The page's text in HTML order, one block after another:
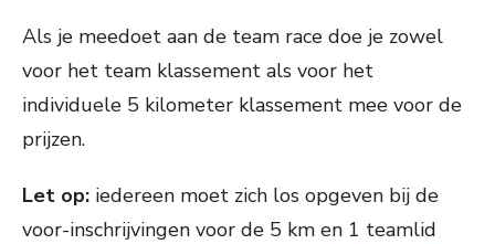
Als je meedoet aan de team race doe je zowel
voor het team klassement als voor het
individuele 5 kilometer klassement mee voor de
prijzen.
Let op: iedereen moet zich los opgeven bij de
voor-inschrijvingen voor de 5 km en 1 teamlid